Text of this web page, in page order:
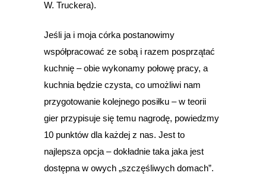
W. Truckera).
Jeśli ja i moja córka postanowimy
współpracować ze sobą i razem posprzątać
kuchnię – obie wykonamy połowę pracy, a
kuchnia będzie czysta, co umożliwi nam
przygotowanie kolejnego posiłku – w teorii
gier przypisuje się temu nagrodę, powiedzmy
10 punktów dla każdej z nas. Jest to
najlepsza opcja – dokładnie taka jaka jest
dostępna w owych „szczęśliwych domach”.